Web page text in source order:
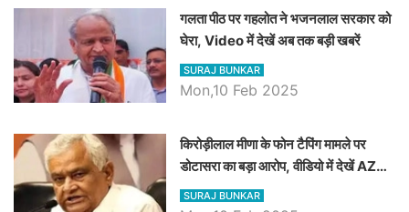
गलता पीठ पर गहलोत ने भजनलाल सरकार को
घेरा, Video में देखें अब तक बड़ी खबरें
SURAJ BUNKAR
Mon,10 Feb 2025
किरोड़ीलाल मीणा के फोन टैपिंग मामले पर
डोटासरा का बड़ा आरोप, वीडियो में देखें AZ
बड़ी खबरें
SURAJ BUNKAR